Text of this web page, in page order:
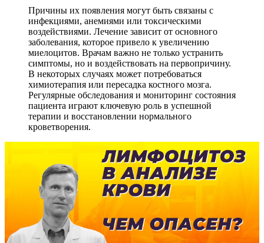
Причины их появления могут быть связаны с
инфекциями, анемиями или токсическими
воздействиями. Лечение зависит от основного
заболевания, которое привело к увеличению
миелоцитов. Врачам важно не только устранить
симптомы, но и воздействовать на первопричину.
В некоторых случаях может потребоваться
химиотерапия или пересадка костного мозга.
Регулярные обследования и мониторинг состояния
пациента играют ключевую роль в успешной
терапии и восстановлении нормального
кроветворения.